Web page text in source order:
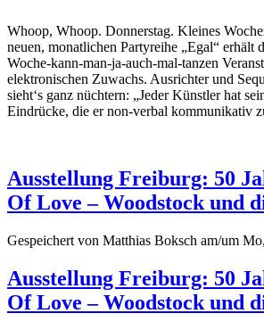
Whoop, Whoop. Donnerstag. Kleines
neuen, monatlichen Partyreihe „Egal“ erhält
Woche-kann-man-ja-auch-mal-tanzen
elektronischen Zuwachs. Ausrichter und
sieht‘s ganz nüchtern: „Jeder Künstler hat
Eindrücke, die er non-verbal kommunikativ
Ausstellung Freiburg: 50
Of Love – Woodstock und
Gespeichert von Matthias Boksch am/um
Ausstellung Freiburg: 50
Of Love – Woodstock und